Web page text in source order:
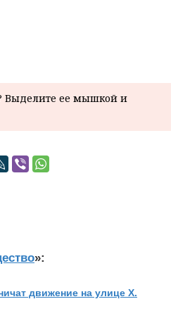
Выделите ее мышкой и
»:
движение на улице Х.